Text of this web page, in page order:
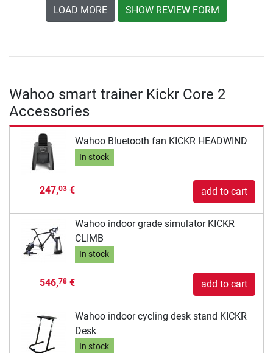
LOAD MORE SHOW REVIEW FORM
Wahoo smart trainer Kickr Core 2
Accessories
Wahoo Bluetooth fan KICKR HEADWIND
In stock
247,03€ add to cart
Wahoo indoor grade simulator KICKR
CLIMB
In stock
546,78€ add to cart
Wahoo indoor cycling desk stand KICKR
Desk
In stock